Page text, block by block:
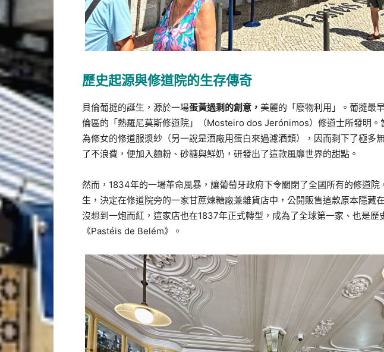
歷史起源與修道院的生存傳奇
貝倫葡撻的誕生，源於一場蛋黃過剩的創意， 美麗的「廢物利用」。葡撻最
倫區的「熱羅尼莫斯修道院」（Mosteiro dos Jerónimos）修道士所發明。
為修女的修道服漿紗（另一說是酒廠用蛋白來過濾酒類），因而剩下了極多
了不浪費，便加入麵粉、砂糖與鮮奶，研發出了這款風靡世界的甜點。
然而，1834年的一場革命風暴，讓葡萄牙政府下令關閉了全國所有的修道院
生，決定在修道院旁的一家甘蔗煉糖廠兼雜貨店中，公開販售這款原本隱藏
沒想到一炮而紅，這家店也在1837年正式轉型，成為了全球第一家、也是歷
《Pastéis de Belém》。